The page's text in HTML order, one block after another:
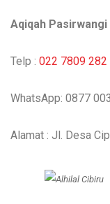
Aqiqah Pasirwangi
Telp : 022 7809 282
WhatsApp: 0877
Alamat : Jl. Desa